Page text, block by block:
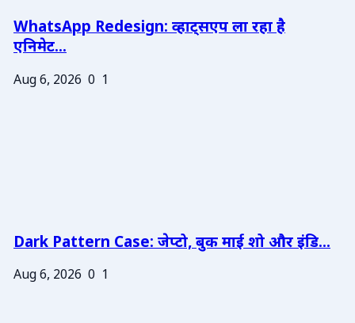
WhatsApp Redesign: व्हाट्सएप ला रहा है
एनिमेट...
Aug 6, 2026 0 1
Dark Pattern Case: जेप्टो, बुक माई शो और इंडि...
Aug 6, 2026 0 1